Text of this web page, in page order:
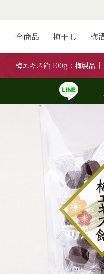
梅エキス飴 100g：梅製品
全商品 梅干し 梅
品一覧
す > ～1,000円 >梅エキス飴 100g